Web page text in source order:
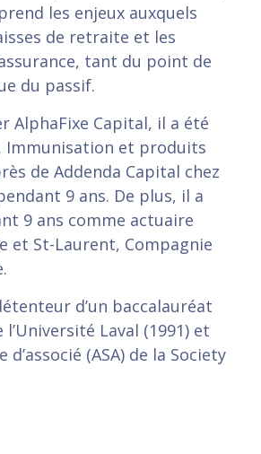
les enjeux auxquels
de retraite et les
tant du point de
du passif.
AlphaFixe Capital, il a été
Immunisation et produits
de Addenda Capital chez
9 ans. De plus, il a
9 ans comme actuaire
et St-Laurent, Compagnie
d’un baccalauréat
Laval (1991) et
(ASA) de la Society